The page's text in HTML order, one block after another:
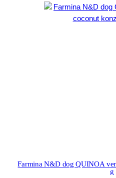
Farmina N&D dog QUINOA
g